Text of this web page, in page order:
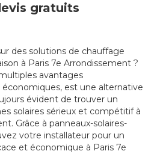
gratuits
des solutions de chauffage
à Paris 7e Arrondissement ?
avantages
est une alternative
évident de trouver un
solaires sérieux et compétitif à
Grâce à panneaux-solaires-
votre installateur pour un
et économique à Paris 7e